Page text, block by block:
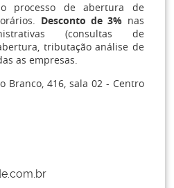
processo de abertura de
Desconto de 3% nas
(consultas de
tributação análise de
as empresas.
Branco, 416, sala 02 - Centro